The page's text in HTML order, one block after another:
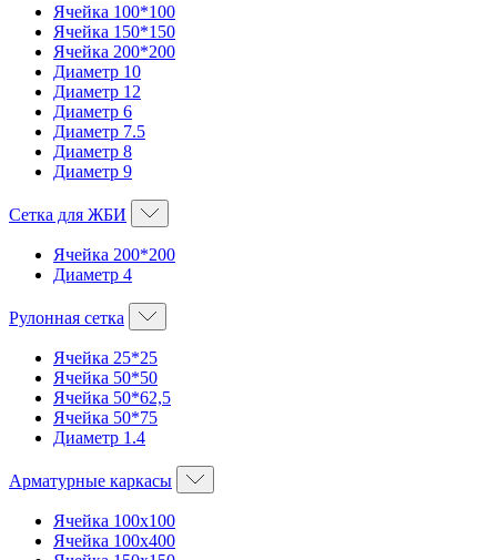
Ячейка 100*100
Ячейка 150*150
Ячейка 200*200
Диаметр 10
Диаметр 12
Диаметр 6
Диаметр 7.5
Диаметр 8
Диаметр 9
Сетка для ЖБИ
Ячейка 200*200
Диаметр 4
Рулонная сетка
Ячейка 25*25
Ячейка 50*50
Ячейка 50*62,5
Ячейка 50*75
Диаметр 1.4
Арматурные каркасы
Ячейка 100х100
Ячейка 100х400